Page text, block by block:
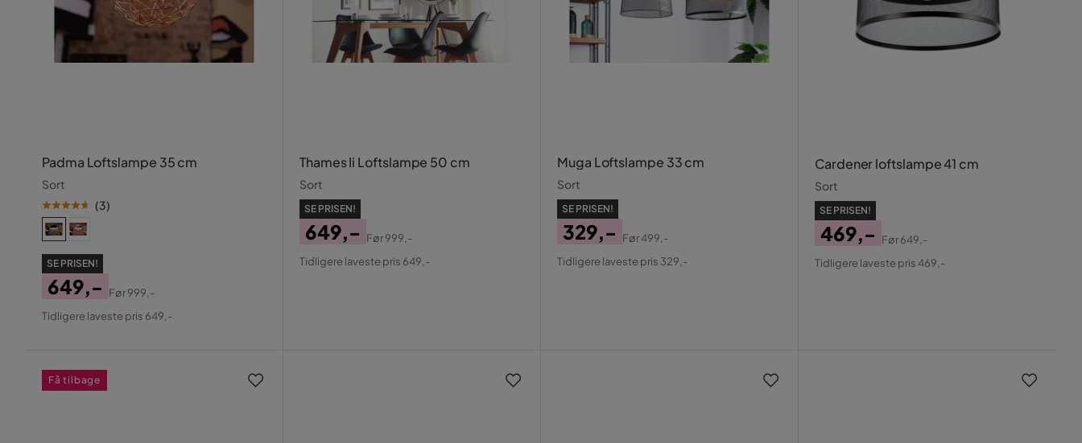
Padma Loftslampe 35 cm
Sort
(3)
SE PRISEN!
Pris
649,-
Original
Før999,-
Tidligere laveste pris 649,-
Thames Ii Loftslampe 50 cm
Sort
SE PRISEN!
Pris
649,-
Original
Før999,-
Tidligere laveste pris 649,-
Muga Loftslampe 33 cm
Sort
SE PRISEN!
Pris
329,-
Original
Før499,-
Tidligere laveste pris 329,-
Cardener loftslampe 41 cm
Sort
SE PRISEN!
Pris
469,-
Original
Før649,-
Tidligere laveste pris 469,-
Få tilbage